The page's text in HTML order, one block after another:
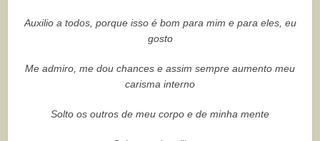
Auxilio a todos, porque isso é bom para mim e para eles, eu
gosto
Me admiro, me dou chances e assim sempre aumento meu
carisma interno
Solto os outros de meu corpo e de minha mente